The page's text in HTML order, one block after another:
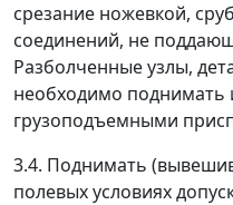
срезание ножевкой,
соединений, не
Разболченные узлы,
необходимо
грузоподъемными
3.4. Поднимать
полевых условиях